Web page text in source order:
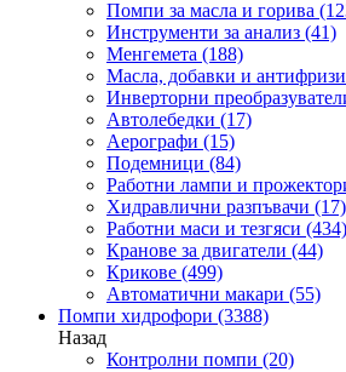
Помпи за масла и горива
Инструменти за анализ (41)
Менгемета (188)
Масла, добавки и антифризи
Инверторни
Автолебедки (17)
Аерографи (15)
Подемници (84)
Работни лампи и
Хидравлични разпъвачи (17)
Работни маси и тезгяси (434)
Кранове за двигатели (44)
Крикове (499)
Автоматични макари (55)
Помпи хидрофори (3388)
Назад
Контролни помпи (20)